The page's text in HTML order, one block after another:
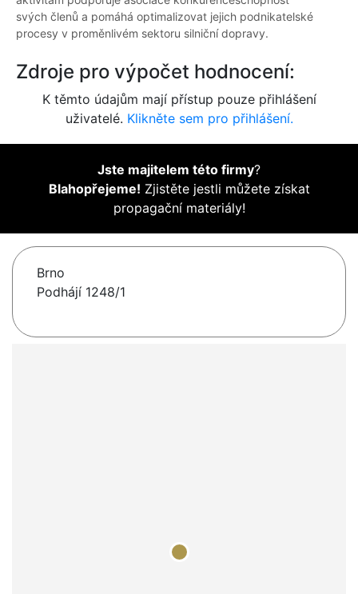
svých členů a pomáhá optimalizovat jejich podnikatelské
procesy v proměnlivém sektoru silniční dopravy.
Zdroje pro výpočet hodnocení:
K těmto údajům mají přístup pouze přihlášení
uživatelé. Klikněte sem pro přihlášení.
Jste majitelem této firmy?
Blahopřejeme! Zjistěte jestli můžete získat
propagační materiály!
Brno
Podhájí 1248/1